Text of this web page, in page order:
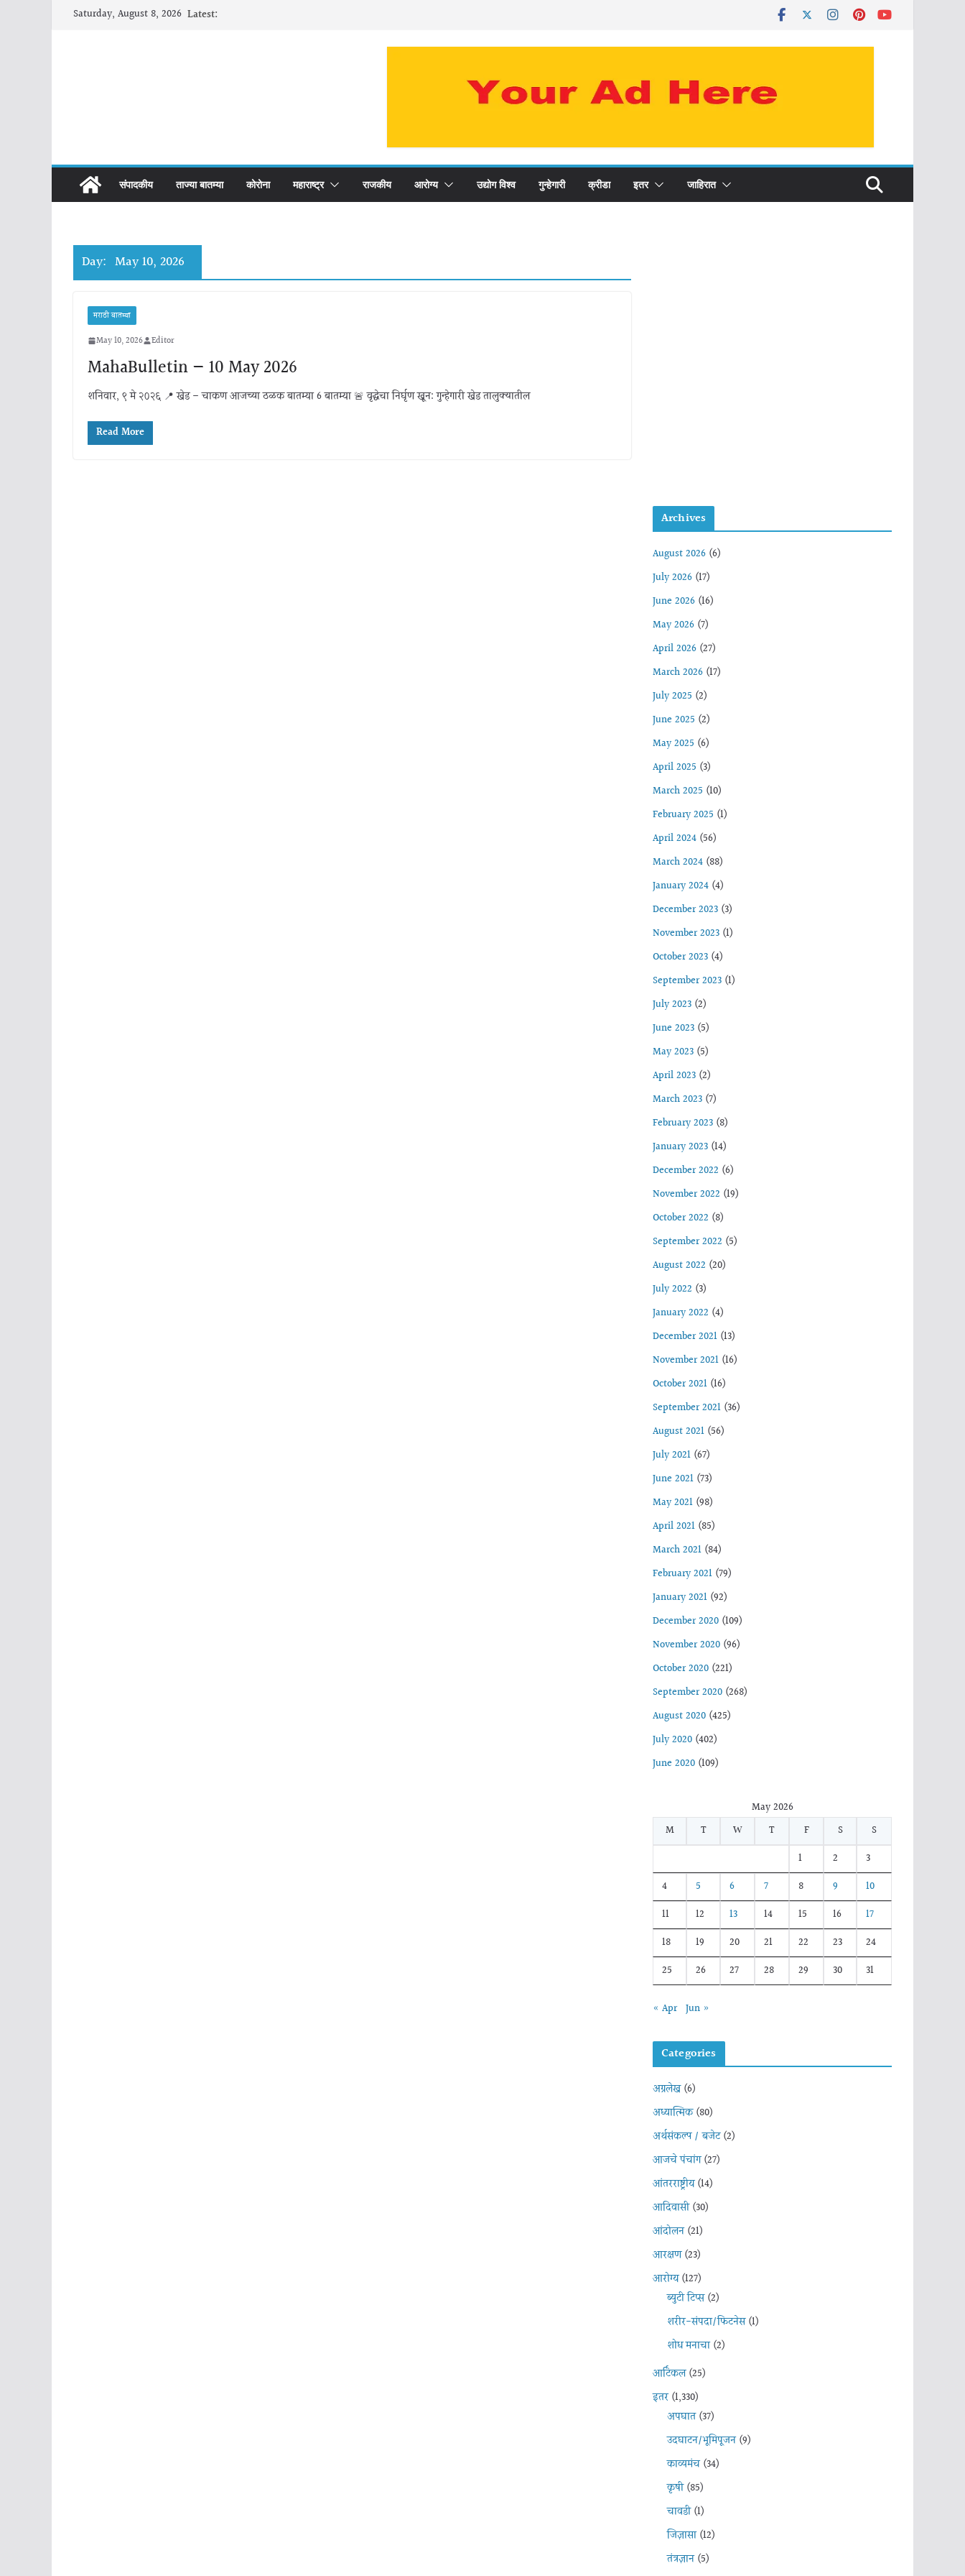
Saturday, August 8, 2026 Latest:
संपादकीय ताज्या बातम्या कोरोना महाराष्ट्र राजकीय आरोग्य उद्योग विश्व गुन्हेगारी क्रीडा इतर जाहिरात
Day: May 10, 2026
मराठी बातम्या
May 10, 2026 Editor
MahaBulletin — 10 May 2026
शनिवार, ९ मे २०२६ 📍 खेड – चाकण आजच्या ठळक बातम्या 6 बातम्या 🚨 वृद्धेचा निर्घृण खून: गुन्हेगारी खेड तालुक्यातील
Read More
Archives
August 2026 (6)
July 2026 (17)
June 2026 (16)
May 2026 (7)
April 2026 (27)
March 2026 (17)
July 2025 (2)
June 2025 (2)
May 2025 (6)
April 2025 (3)
March 2025 (10)
February 2025 (1)
April 2024 (56)
March 2024 (88)
January 2024 (4)
December 2023 (3)
November 2023 (1)
October 2023 (4)
September 2023 (1)
July 2023 (2)
June 2023 (5)
May 2023 (5)
April 2023 (2)
March 2023 (7)
February 2023 (8)
January 2023 (14)
December 2022 (6)
November 2022 (19)
October 2022 (8)
September 2022 (5)
August 2022 (20)
July 2022 (3)
January 2022 (4)
December 2021 (13)
November 2021 (16)
October 2021 (16)
September 2021 (36)
August 2021 (56)
July 2021 (67)
June 2021 (73)
May 2021 (98)
April 2021 (85)
March 2021 (84)
February 2021 (79)
January 2021 (92)
December 2020 (109)
November 2020 (96)
October 2020 (221)
September 2020 (268)
August 2020 (425)
July 2020 (402)
June 2020 (109)
May 2026
M
T W T F S
S
1
2
3
4
5 6 7 8 9
10
11
12 13 14 15 16
17
18
19 20 21 22 23
24
25
26 27 28 29 30 31
« Apr Jun »
Categories
अग्रलेख(6)
अध्यात्मिक(80)
अर्थसंकल्प / बजेट(2)
आजचे पंचांग(27)
आंतरराष्ट्रीय(14)
आदिवासी(30)
आंदोलन(21)
आरक्षण(23)
आरोग्य(127)
ब्युटी टिप्स(2)
शरीर-संपदा/फिटनेस(1)
शोध मनाचा(2)
आर्टिकल(25)
इतर(1,330)
अपघात(37)
उदघाटन/भूमिपूजन(9)
काव्यमंच(34)
कृषी(85)
चावडी(1)
जिज्ञासा(12)
तंत्रज्ञान(5)